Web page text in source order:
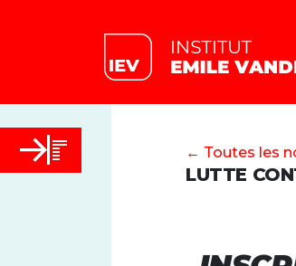
← Toutes les
LUTTE